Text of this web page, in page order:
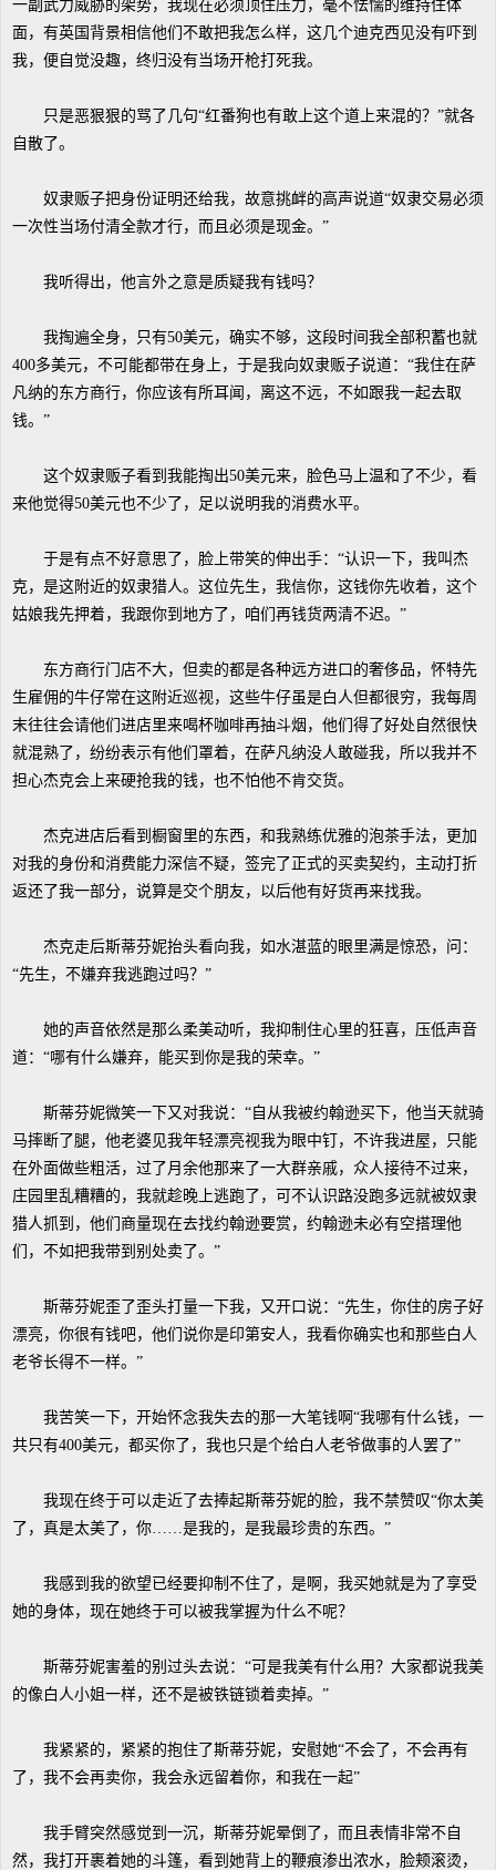
一副武力威胁的架势，我现在必须顶住压力，毫不怯懦的维持住体
面，有英国背景相信他们不敢把我怎么样，这几个迪克西见没有吓到
我，便自觉没趣，终归没有当场开枪打死我。
只是恶狠狠的骂了几句“红番狗也有敢上这个道上来混的？”就各
自散了。
奴隶贩子把身份证明还给我，故意挑衅的高声说道“奴隶交易必须
一次性当场付清全款才行，而且必须是现金。”
我听得出，他言外之意是质疑我有钱吗？
我掏遍全身，只有50美元，确实不够，这段时间我全部积蓄也就
400多美元，不可能都带在身上，于是我向奴隶贩子说道：“我住在萨
凡纳的东方商行，你应该有所耳闻，离这不远，不如跟我一起去取
钱。”
这个奴隶贩子看到我能掏出50美元来，脸色马上温和了不少，看
来他觉得50美元也不少了，足以说明我的消费水平。
于是有点不好意思了，脸上带笑的伸出手：“认识一下，我叫杰
克，是这附近的奴隶猎人。这位先生，我信你，这钱你先收着，这个
姑娘我先押着，我跟你到地方了，咱们再钱货两清不迟。”
东方商行门店不大，但卖的都是各种远方进口的奢侈品，怀特先
生雇佣的牛仔常在这附近巡视，这些牛仔虽是白人但都很穷，我每周
末往往会请他们进店里来喝杯咖啡再抽斗烟，他们得了好处自然很快
就混熟了，纷纷表示有他们罩着，在萨凡纳没人敢碰我，所以我并不
担心杰克会上来硬抢我的钱，也不怕他不肯交货。
杰克进店后看到橱窗里的东西，和我熟练优雅的泡茶手法，更加
对我的身份和消费能力深信不疑，签完了正式的买卖契约，主动打折
返还了我一部分，说算是交个朋友，以后他有好货再来找我。
杰克走后斯蒂芬妮抬头看向我，如水湛蓝的眼里满是惊恐，问：
“先生，不嫌弃我逃跑过吗？”
她的声音依然是那么柔美动听，我抑制住心里的狂喜，压低声音
道：“哪有什么嫌弃，能买到你是我的荣幸。”
斯蒂芬妮微笑一下又对我说：“自从我被约翰逊买下，他当天就骑
马摔断了腿，他老婆见我年轻漂亮视我为眼中钉，不许我进屋，只能
在外面做些粗活，过了月余他那来了一大群亲戚，众人接待不过来，
庄园里乱糟糟的，我就趁晚上逃跑了，可不认识路没跑多远就被奴隶
猎人抓到，他们商量现在去找约翰逊要赏，约翰逊未必有空搭理他
们，不如把我带到别处卖了。”
斯蒂芬妮歪了歪头打量一下我，又开口说：“先生，你住的房子好
漂亮，你很有钱吧，他们说你是印第安人，我看你确实也和那些白人
老爷长得不一样。”
我苦笑一下，开始怀念我失去的那一大笔钱啊“我哪有什么钱，一
共只有400美元，都买你了，我也只是个给白人老爷做事的人罢了”
我现在终于可以走近了去捧起斯蒂芬妮的脸，我不禁赞叹“你太美
了，真是太美了，你……是我的，是我最珍贵的东西。”
我感到我的欲望已经要抑制不住了，是啊，我买她就是为了享受
她的身体，现在她终于可以被我掌握为什么不呢？
斯蒂芬妮害羞的别过头去说：“可是我美有什么用？大家都说我美
的像白人小姐一样，还不是被铁链锁着卖掉。”
我紧紧的，紧紧的抱住了斯蒂芬妮，安慰她“不会了，不会再有
了，我不会再卖你，我会永远留着你，和我在一起”
我手臂突然感觉到一沉，斯蒂芬妮晕倒了，而且表情非常不自
然，我打开裹着她的斗篷，看到她背上的鞭痕渗出浓水，脸颊滚烫，